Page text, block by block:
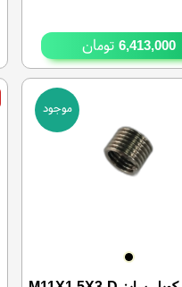
6,413,000 تومان
موجود